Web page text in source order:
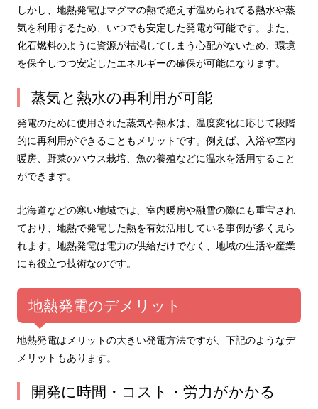
しかし、地熱発電はマグマの熱で絶えず温められてる熱水や蒸
気を利用するため、いつでも安定した発電が可能です。また、
化石燃料のように資源が枯渇してしまう心配がないため、環境
を保全しつつ安定したエネルギーの確保が可能になります。
蒸気と熱水の再利用が可能
発電のために使用された蒸気や熱水は、温度変化に応じて段階
的に再利用ができることもメリットです。例えば、入浴や室内
暖房、野菜のハウス栽培、魚の養殖などに温水を活用すること
ができます。
北海道などの寒い地域では、室内暖房や融雪の際にも重宝され
ており、地熱で発電した熱を有効活用している事例が多く見ら
れます。地熱発電は電力の供給だけでなく、地域の生活や産業
にも役立つ技術なのです。
地熱発電のデメリット
地熱発電はメリットの大きい発電方法ですが、下記のようなデ
メリットもあります。
開発に時間・コスト・労力がかかる